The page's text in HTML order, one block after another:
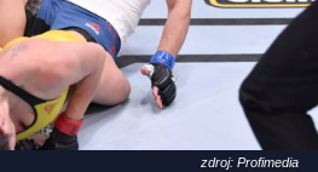
zdroj: Profimedia